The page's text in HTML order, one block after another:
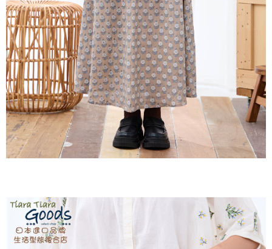
※ 請注意：結帳手續完成當下不需立刻繳費，但若您需要取消訂單，請聯絡
購買商品的店家。未經商家同意取消之訂單仍視為有效，需透過AFTEE先享
後付繳納相關費用。
※ 交易是否成功請以「AFTEE先享後付 」之結帳頁面顯示為準，若有關於
是否繳費成功／繳費後需取消欲退款等相關疑問，請聯繫「AFTEE先享後付
客戶支援中心」https://netprotections.freshdesk.com/support/home
【注意事項】
１．透過由恩沛科技股份有限公司提供之「AFTEE先享後付」服務完成之交
易，需依本服務之必要範圍內提供個人資料，並將交易相關給付款項請求債
權轉讓予恩沛科技股份有限公司。
２．關於個人資料處理事宜，請瀏覽以下網址：
https://aftee.tw/terms/#terms3
３．未成年的使用者請事先徵得法定代理人或監護人之同意方可使用
「AFTEE先享後付」，若未經同意申辦者引起之損失，本公司不負相關責
請求用戶進行身份認證。
５．嚴禁一人註冊多個帳號或使用他人資訊註冊。若發現惡意使用之情形，
恩沛科技股份有限公司將有權停止該用戶之使用額度並採取法律行動。
每筆NT$60，滿NT$2,000(含以上)免運費
付款後7-11取貨
每筆NT$60，滿NT$2,000(含以上)免運費
黑貓宅急便(包裹尺寸60cm以下)
每筆NT$100，滿NT$2,000(含以上)免運費
黑貓宅急便(包裹尺寸90cm以下)
每筆NT$140，滿NT$2,000(含以上)免運費